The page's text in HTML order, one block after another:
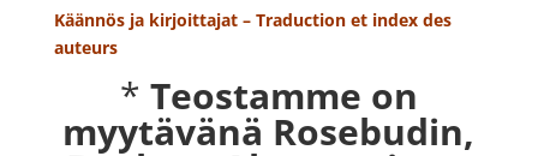
Käännös ja kirjoittajat – Traduction et index des
auteurs
* Teostamme on
myytävänä Rosebudin,